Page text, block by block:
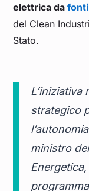
elettrica da
del Clean
Stato.
strategico
ministro
Energetica,